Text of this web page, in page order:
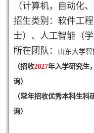
（计算机，自动化
招生类别：软件工
士）、人工智能（
所在团队：
山东大学智
（招收2027年入学研究生
询）
（常年招收优秀本科生科
询）